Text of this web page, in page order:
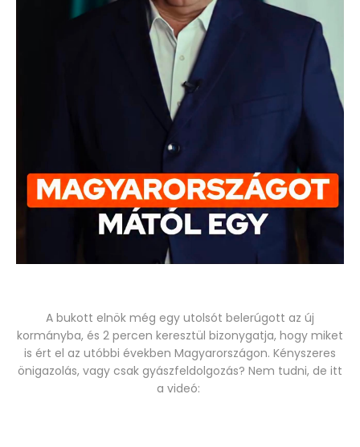
A bukott elnök még egy utolsót belerúgott az új
kormányba, és 2 percen keresztül bizonygatja, hogy miket
is ért el az utóbbi években Magyarországon. Kényszeres
önigazolás, vagy csak gyászfeldolgozás? Nem tudni, de itt
a videó: